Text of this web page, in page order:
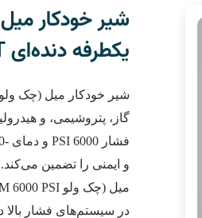
یکطرفه دنده‌ای NPT)
و ایمنی را تضمین می‌کند.
در سیستم‌های فشار